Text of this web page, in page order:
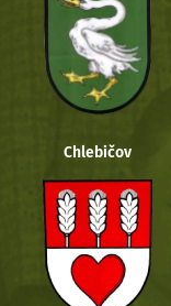
Chlebičov